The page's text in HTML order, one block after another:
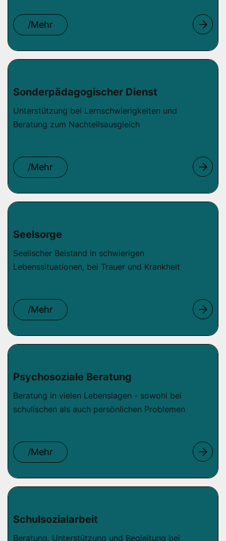
/Mehr
Sonderpädagogischer Dienst
Unterstützung bei Lernschwierigkeiten und
Beratung zum Nachteilsausgleich
/Mehr
Seelsorge
Seelischer Beistand in schwierigen
Lebenssituationen, bei Trauer und Krankheit
/Mehr
Psychosoziale Beratung
Beratung in vielen Lebenslagen - sowohl bei
schulischen als auch persönlichen Problemen
/Mehr
Schulsozialarbeit
Beratung, Unterstützung und Begleitung bei